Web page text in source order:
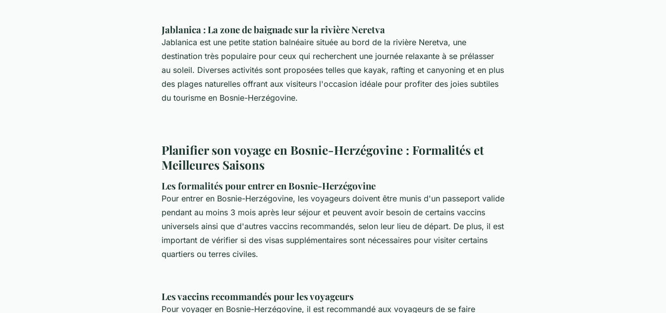
Jablanica : La zone de baignade sur la rivière Neretva
Jablanica est une petite station balnéaire située au bord de la rivière Neretva, une
destination très populaire pour ceux qui recherchent une journée relaxante à se prélasser
au soleil. Diverses activités sont proposées telles que kayak, rafting et canyoning et en plus
des plages naturelles offrant aux visiteurs l'occasion idéale pour profiter des joies subtiles
du tourisme en Bosnie-Herzégovine.
Planifier son voyage en Bosnie-Herzégovine : Formalités et
Meilleures Saisons
Les formalités pour entrer en Bosnie-Herzégovine
Pour entrer en Bosnie-Herzégovine, les voyageurs doivent être munis d'un passeport valide
pendant au moins 3 mois après leur séjour et peuvent avoir besoin de certains vaccins
universels ainsi que d'autres vaccins recommandés, selon leur lieu de départ. De plus, il est
important de vérifier si des visas supplémentaires sont nécessaires pour visiter certains
quartiers ou terres civiles.
Les vaccins recommandés pour les voyageurs
Pour voyager en Bosnie-Herzégovine, il est recommandé aux voyageurs de se faire